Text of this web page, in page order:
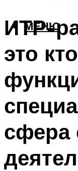
МЕНЮ
ИТР-
это
сфера